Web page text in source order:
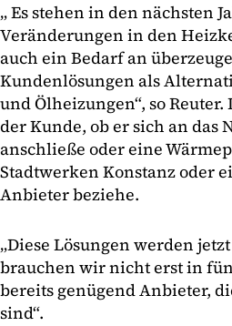
„ Es stehen in den nächsten
Veränderungen in den
auch ein Bedarf an
Kundenlösungen als
und Ölheizungen“, so
der Kunde, ob er sich an das
anschließe oder eine
Stadtwerken Konstanz oder
Anbieter beziehe.
„Diese Lösungen werden
brauchen wir nicht erst in
bereits genügend Anbieter,
sind“.